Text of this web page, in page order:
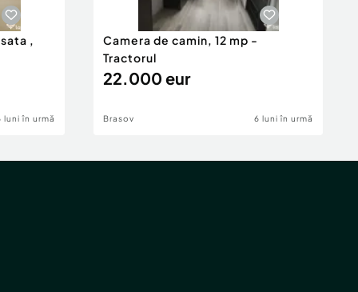
,
luni în urmă
Camera de camin, 12 mp -
Tractorul
22.000 eur
Brasov 6 luni în urmă